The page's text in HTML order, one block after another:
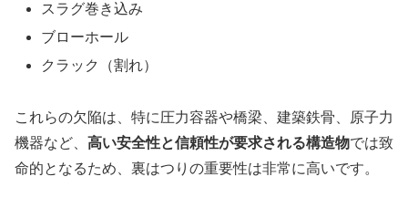
スラグ巻き込み
ブローホール
クラック（割れ）
これらの欠陥は、特に圧力容器や橋梁、建築鉄骨、原子力
機器など、 高い安全性と信頼性が要求される構造物では致
命的となるため、裏はつりの重要性は非常に高いです。